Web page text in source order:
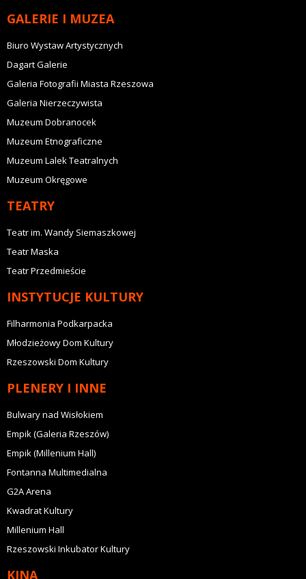
GALERIE I MUZEA
Biuro Wystaw Artystycznych
Dagart Galerie
Galeria Fotografii Miasta Rzeszowa
Galeria Nierzeczywista
Muzeum Dobranocek
Muzeum Etnograficzne
Muzeum Lalek Teatralnych
Muzeum Okręgowe
TEATRY
Teatr im. Wandy Siemaszkowej
Teatr Maska
Teatr Przedmieście
INSTYTUCJE KULTURY
Filharmonia Podkarpacka
Młodzieżowy Dom Kultury
Rzeszowski Dom Kultury
PLENERY I INNE
Bulwary nad Wisłokiem
Empik (Galeria Rzeszów)
Empik (Millenium Hall)
Fontanna Multimedialna
G2A Arena
Kwadrat Kultury
Millenium Hall
Rzeszowski Inkubator Kultury
KINA